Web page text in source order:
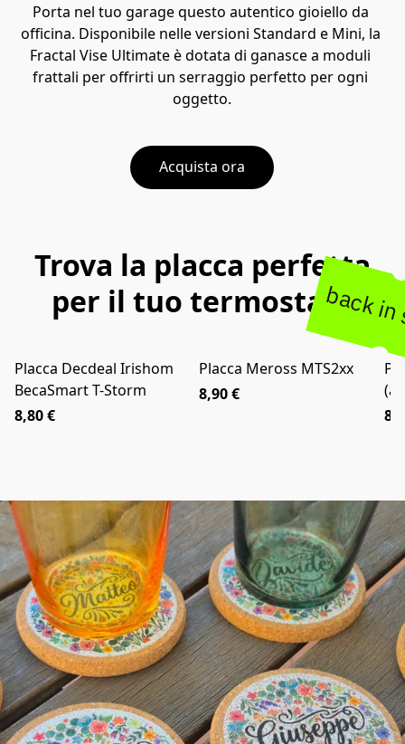
Porta nel tuo garage questo autentico gioiello da
officina. Disponibile nelle versioni Standard e Mini, la
Fractal Vise Ultimate è dotata di ganasce a moduli
frattali per offrirti un serraggio perfetto per ogni
oggetto.
Acquista ora
back
Trova la placca perfetta
per il tuo termostato
Placca Decdeal Irishom
BecaSmart T-Storm
8,80 €
Placca Meross MTS2xx
8,90 €